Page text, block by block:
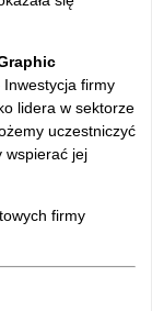
Inwestycja firmy
lidera w sektorze
uczestniczyć
wspierać jej
firmy